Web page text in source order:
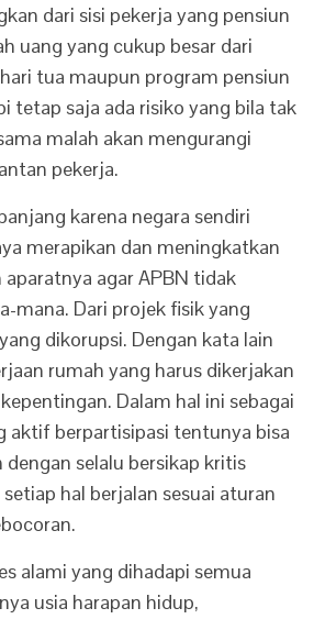
dari sisi pekerja yang pensiun
uang yang cukup besar dari
tua maupun program pensiun
tetap saja ada risiko yang bila tak
malah akan mengurangi
pekerja.
karena negara sendiri
merapikan dan meningkatkan
agar APBN tidak
mana. Dari projek fisik yang
dikorupsi. Dengan kata lain
rumah yang harus dikerjakan
Dalam hal ini sebagai
aktif berpartisipasi tentunya bisa
selalu bersikap kritis
hal berjalan sesuai aturan
alami yang dihadapi semua
usia harapan hidup,